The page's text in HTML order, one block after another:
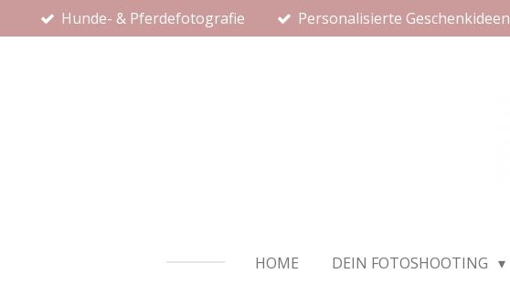
Hauptinhalt
Hunde- & Pferdefotografie Personalisierte Geschenkideen
HOME DEIN FOTOSHOOTING